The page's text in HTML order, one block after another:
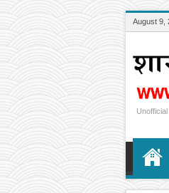
August 9,